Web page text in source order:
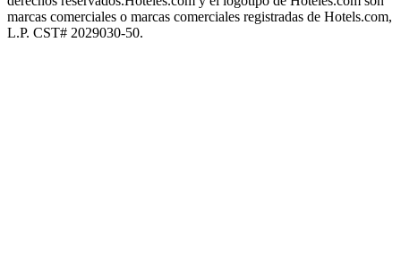
marcas comerciales o marcas comerciales registradas de Hotels.com,
L.P. CST# 2029030-50.